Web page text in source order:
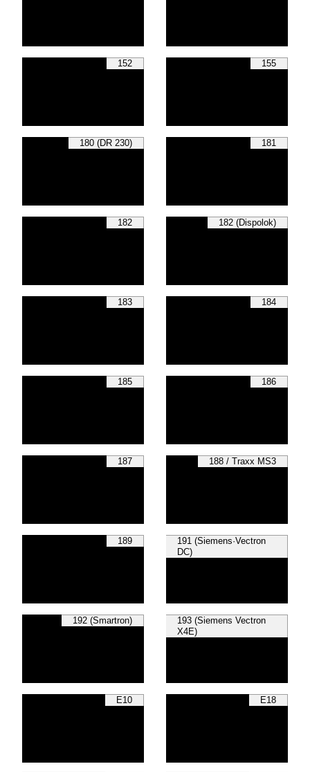
152 155
180 (DR 230) 181
182 182 (Dispolok)
183 184
185 186
187 188 / Traxx MS3
189
191 (Siemens·Vectron
DC)
192 (Smartron)
193 (Siemens Vectron
X4E)
E10 E18